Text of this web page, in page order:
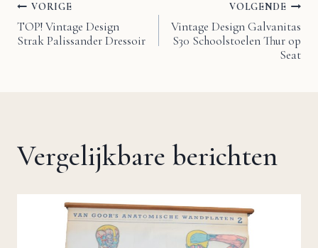
Bericht
VORIGE
TOP! Vintage Design
Strak Palissander Dressoir
VOLGENDE
Vintage Design Galvanitas
S30 Schoolstoelen Thur op
Seat
Vergelijkbare berichten